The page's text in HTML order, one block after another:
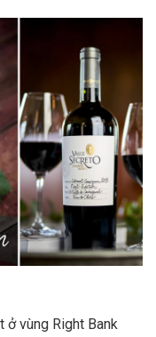
ở vùng Right Bank